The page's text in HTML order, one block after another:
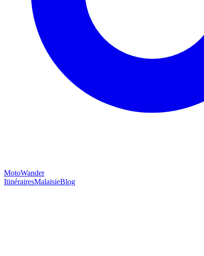
MotoWander
ItinérairesMalaisieBlog